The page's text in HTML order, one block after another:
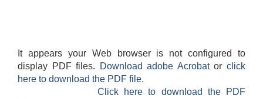
It appears your Web browser is not configured to
display PDF files.
Download adobe Acrobatorclick
here to download the PDF file.
Click here to download the PDF